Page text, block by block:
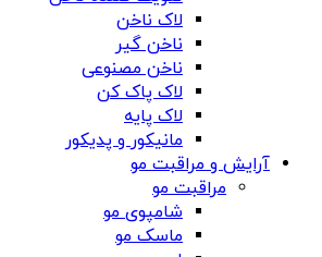
لاک ناخن
ناخن گیر
ناخن مصنوعی
لاک پاک کن
لاک پایه
مانیکور و پدیکور
آرایش و مراقبت مو
مراقبت مو
شامپوی مو
ماسک مو